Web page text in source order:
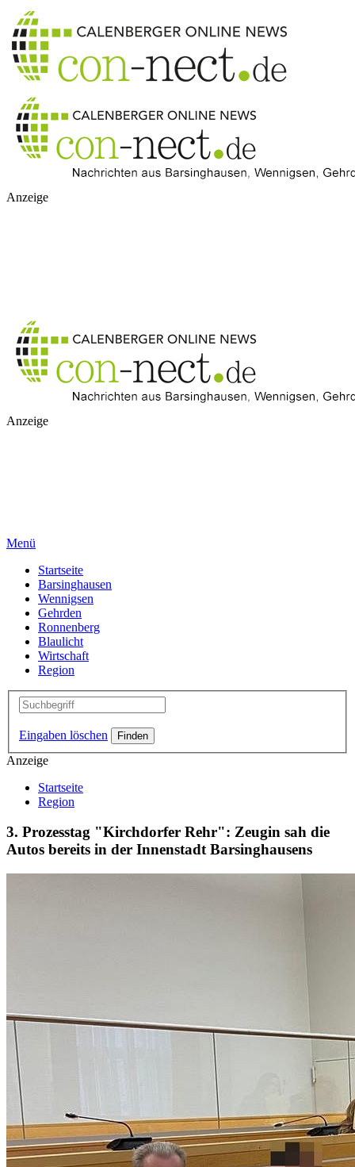
Anzeige
Anzeige
Menü
Startseite
Barsinghausen
Wennigsen
Gehrden
Ronnenberg
Blaulicht
Wirtschaft
Region
Eingaben löschen
Anzeige
Startseite
Region
3. Prozesstag "Kirchdorfer Rehr": Zeugin sah die
Autos bereits in der Innenstadt Barsinghausens